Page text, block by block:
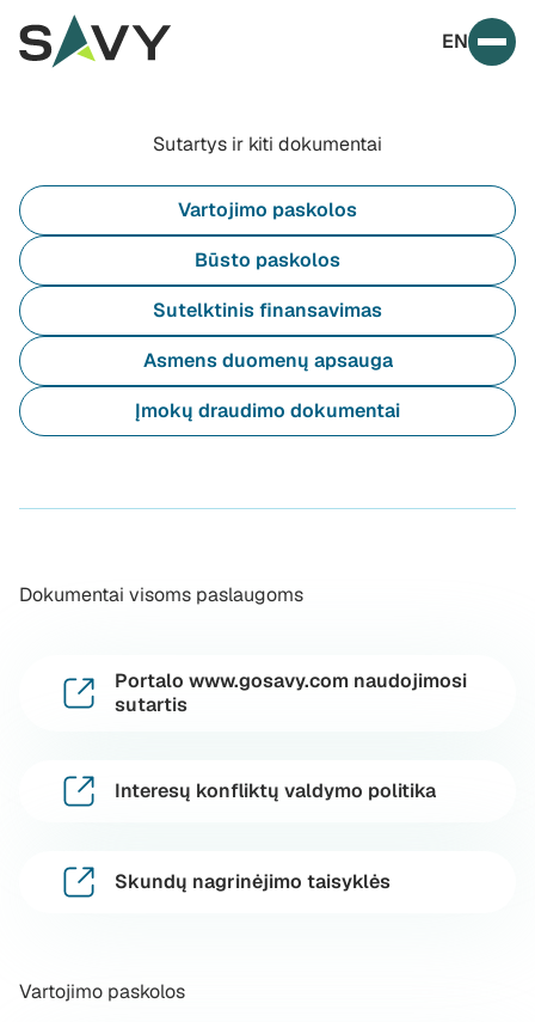
Skip to content
EN
Sutartys ir kiti dokumentai
Vartojimo paskolos
Būsto paskolos
Sutelktinis finansavimas
Asmens duomenų apsauga
Įmokų draudimo dokumentai
Dokumentai visoms paslaugoms
Portalo www.gosavy.com naudojimosi
sutartis
Interesų konfliktų valdymo politika
Skundų nagrinėjimo taisyklės
Vartojimo paskolos